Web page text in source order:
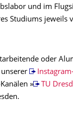
und im
Studiums jeweils
oder
»
TU